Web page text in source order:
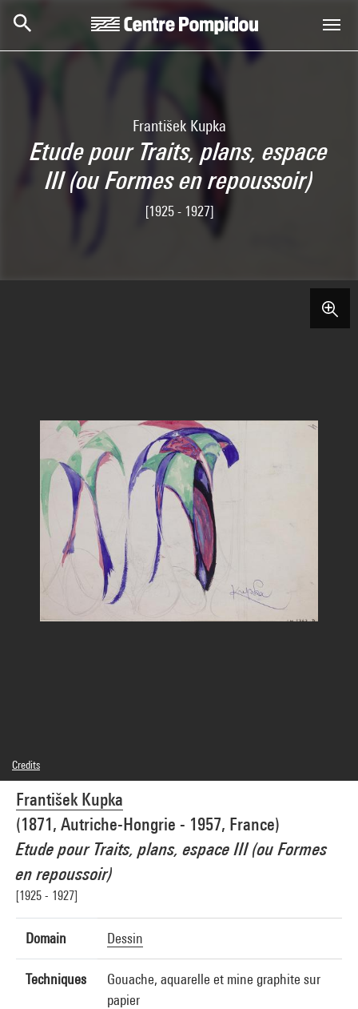
František Kupka
Etude pour Traits, plans, espace
III (ou Formes en repoussoir)
[1925 - 1927]
František Kupka
(1871, Autriche-Hongrie - 1957, France)
Etude pour Traits, plans, espace III (ou Formes
en repoussoir)
[1925 - 1927]
Domain Dessin
Techniques
Gouache, aquarelle et mine graphite sur
papier
Credits
Caption : Verso
© Adagp, Paris
Photo credits : Centre Pompidou, MNAM-CCI/Georges Meguerditchian/Dist.
GrandPalaisRmn
Image reference : 4F50471 [2002 CX 0259]
Image presentation :
GrandPalaisRmnPhoto